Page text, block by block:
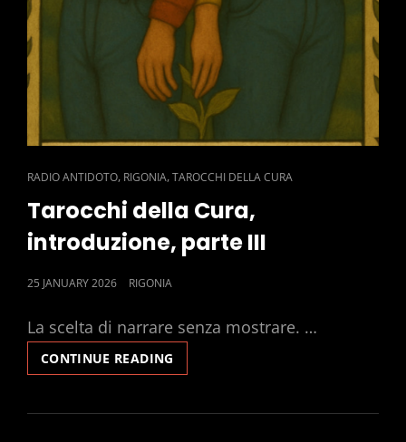
CAT
LINKS
RADIO ANTIDOTO, RIGONIA,TAROCCHI DELLA CURA
Tarocchi della Cura,
introduzione, parte III
POSTED
25 JANUARY 2026 RIGONIA
La scelta di narrare senza mostrare. …
CONTINUE READING
DELLA
INTRODUZIONE,